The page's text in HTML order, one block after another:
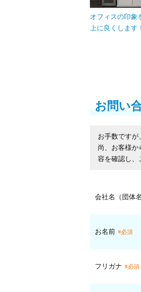
オフィスの印象
上に良くします！
お問い
お手数ですが
尚、お客様
容を確認し、
会社名（団体名
お名前 ※必須
フリガナ ※必須